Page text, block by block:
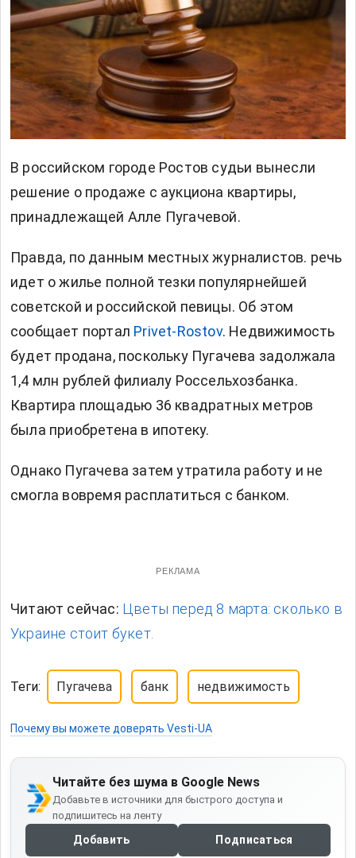
В российском городе Ростов судьи вынесли
решение о продаже с аукциона квартиры,
принадлежащей Алле Пугачевой.
Правда, по данным местных журналистов. речь
идет о жилье полной тезки популярнейшей
советской и российской певицы. Об этом
сообщает портал Privet-Rostov. Недвижимость
будет продана, поскольку Пугачева задолжала
1,4 млн рублей филиалу Россельхозбанка.
Квартира площадью 36 квадратных метров
была приобретена в ипотеку.
Однако Пугачева затем утратила работу и не
смогла вовремя расплатиться с банком.
РЕКЛАМА
Читают сейчас: Цветы перед 8 марта: сколько в
Украине стоит букет.
Теги: Пугачева банк недвижимость
Почему вы можете доверять Vesti-UA
Читайте без шума в Google News
Добавьте в источники для быстрого доступа и
подпишитесь на ленту
Добавить Подписаться